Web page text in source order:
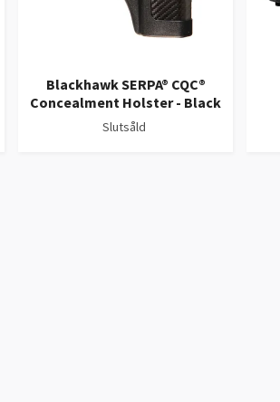
Blackhawk SERPA® CQC®
Concealment Holster - Black
Slutsåld